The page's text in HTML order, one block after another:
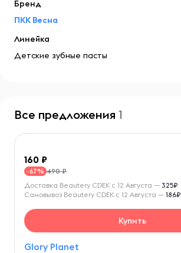
Бренд
ПКК Весна
Линейка
Детские зубные пасты
Все предложения 1
160
-67% 490 ₽
Glory Planet
Доставка Beautery CDEK с 12 Августа — 325₽
Самовывоз Beautery CDEK с 12 Августа — 186₽
Купить